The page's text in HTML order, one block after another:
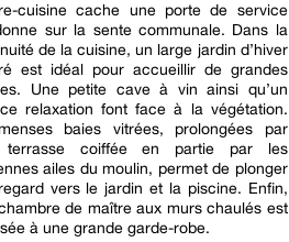
cuisine cache une porte de service
sur la sente communale. Dans la
de la cuisine, un large jardin d’hiver
est idéal pour accueillir de grandes
Une petite cave à vin ainsi qu’un
relaxation font face à la végétation.
baies vitrées, prolongées par
terrasse coiffée en partie par les
ailes du moulin, permet de plonger
vers le jardin et la piscine. Enfin,
de maître aux murs chaulés est
à une grande garde-robe.